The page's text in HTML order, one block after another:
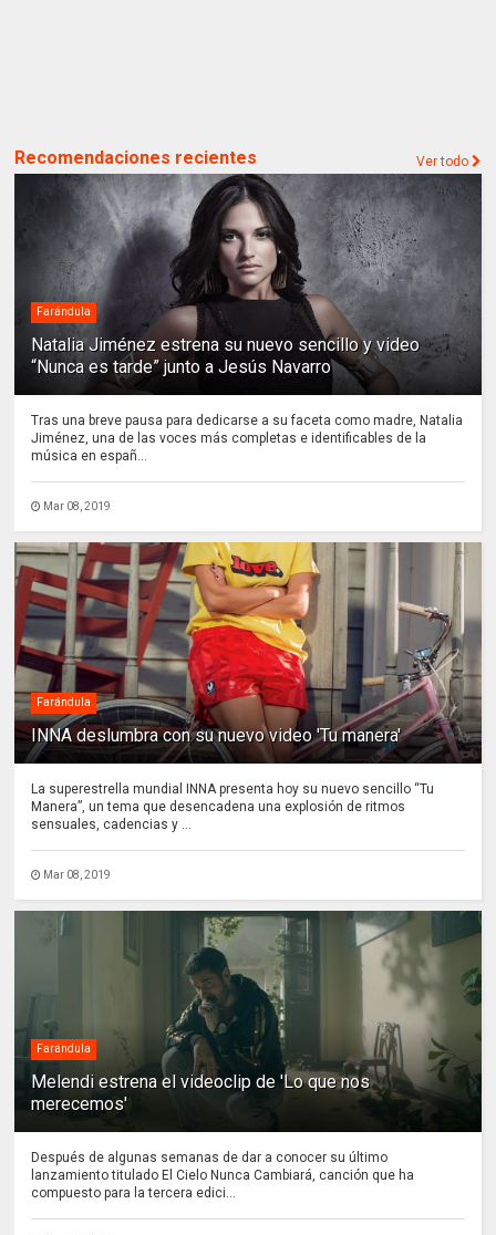
Recomendaciones recientes Ver todo
Farándula
Natalia Jiménez estrena su nuevo sencillo y video
“Nunca es tarde” junto a Jesús Navarro
Tras una breve pausa para dedicarse a su faceta como madre, Natalia
Jiménez, una de las voces más completas e identificables de la
música en españ...
Mar 08, 2019
Farándula
INNA deslumbra con su nuevo video 'Tu manera'
La superestrella mundial INNA presenta hoy su nuevo sencillo “Tu
Manera”, un tema que desencadena una explosión de ritmos
sensuales, cadencias y ...
Mar 08, 2019
Farándula
Melendi estrena el videoclip de 'Lo que nos
merecemos'
Después de algunas semanas de dar a conocer su último
lanzamiento titulado El Cielo Nunca Cambiará, canción que ha
compuesto para la tercera edici...